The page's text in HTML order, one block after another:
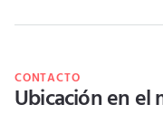
CONTACTO
Ubicación en el